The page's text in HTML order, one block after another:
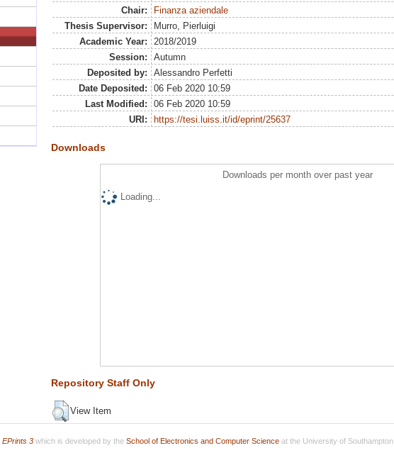
Chair:
Finanza aziendale
Thesis Supervisor:
Murro, Pierluigi
Academic Year:
2018/2019
Session:
Autumn
Deposited by:
Alessandro Perfetti
Date Deposited:
06 Feb 2020 10:59
Last Modified:
06 Feb 2020 10:59
URI:
https://tesi.luiss.it/id/eprint/25637
Downloads
Downloads per month over past year
Loading...
Repository Staff Only
View Item
EPrints 3which is developed by the School of Electronics and Computer Scienceat the University of Southampton.